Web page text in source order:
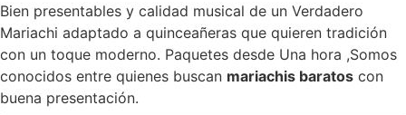
Bien presentables y calidad musical de un Verdadero
Mariachi adaptado a quinceañeras que quieren tradición
con un toque moderno. Paquetes desde Una hora ,Somos
conocidos entre quienes buscan mariachis baratos con
buena presentación.